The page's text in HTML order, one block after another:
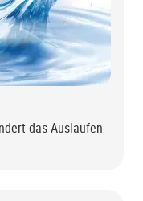
das Auslaufen